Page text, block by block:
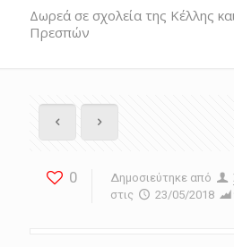
Δωρεά σε σχολεία της Κέλλης
Πρεσπών
0 Δημοσιεύτηκε από
στις
23/05/2018